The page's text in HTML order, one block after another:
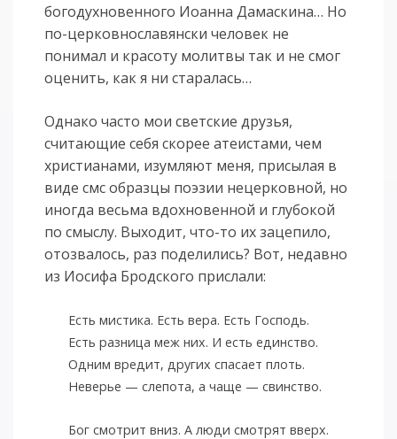
богодухновенного Иоанна Дамаскина… Но
по-церковнославянски человек не
понимал и красоту молитвы так и не смог
оценить, как я ни старалась…
Однако часто мои светские друзья,
считающие себя скорее атеистами, чем
христианами, изумляют меня, присылая в
виде смс образцы поэзии нецерковной, но
иногда весьма вдохновенной и глубокой
по смыслу. Выходит, что-то их зацепило,
отозвалось, раз поделились? Вот, недавно
из Иосифа Бродского прислали:
Есть мистика. Есть вера. Есть Господь.
Есть разница меж них. И есть единство.
Одним вредит, других спасает плоть.
Неверье — слепота, а чаще — свинство.
Бог смотрит вниз. А люди смотрят вверх.